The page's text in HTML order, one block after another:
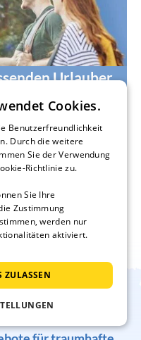
Urlauber
Ihre
vermieten
frei
Cookies.
Benutzerfreundlichkeit
Durch die weitere
Sie der Verwendung
Richtlinie zu.
Sie Ihre
Zustimmung
werden nur
aktiviert.
ZULASSEN